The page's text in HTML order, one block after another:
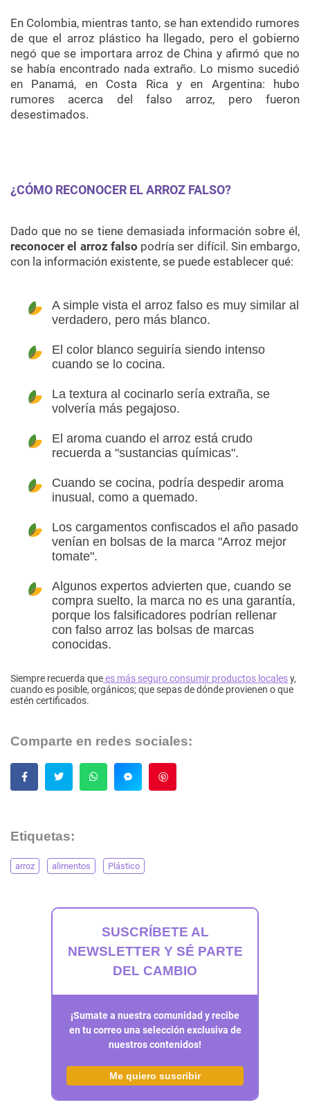
En Colombia, mientras tanto, se han extendido rumores
de que el arroz plástico ha llegado, pero el gobierno
negó que se importara arroz de China y afirmó que no
se había encontrado nada extraño. Lo mismo sucedió
en Panamá, en Costa Rica y en Argentina: hubo
rumores acerca del falso arroz, pero fueron
desestimados.
¿CÓMO RECONOCER EL ARROZ FALSO?
Dado que no se tiene demasiada información sobre él,
reconocer el arroz falso podría ser difícil. Sin embargo,
con la información existente, se puede establecer qué:
A simple vista el arroz falso es muy similar al
verdadero, pero más blanco.
El color blanco seguiría siendo intenso
cuando se lo cocina.
La textura al cocinarlo sería extraña, se
volvería más pegajoso.
El aroma cuando el arroz está crudo
recuerda a "sustancias químicas".
Cuando se cocina, podría despedir aroma
inusual, como a quemado.
Los cargamentos confiscados el año pasado
venían en bolsas de la marca "Arroz mejor
tomate".
Algunos expertos advierten que, cuando se
compra suelto, la marca no es una garantía,
porque los falsificadores podrían rellenar
con falso arroz las bolsas de marcas
conocidas.
Siempre recuerda quees más seguro consumir productos localesy,
cuando es posible, orgánicos; que sepas de dónde provienen o que
estén certificados.
Comparte en redes sociales:
Etiquetas:
arroz alimentos Plástico
SUSCRÍBETE AL
NEWSLETTER Y SÉ PARTE
DEL CAMBIO
¡Sumate a nuestra comunidad y recibe
en tu correo una selección exclusiva de
nuestros contenidos!
Me quiero suscribir